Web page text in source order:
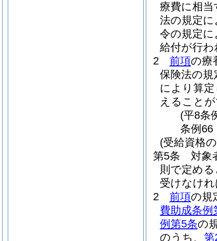
療費に相
法の規定
令の規定
給付が行
2
前項の療
保険法の
により算
えること
(平8条
条例66
(受給資格
第5条
対象
則で定め
受けなけ
2
前項の規
費助成条例
例第5条の
のうち、 第